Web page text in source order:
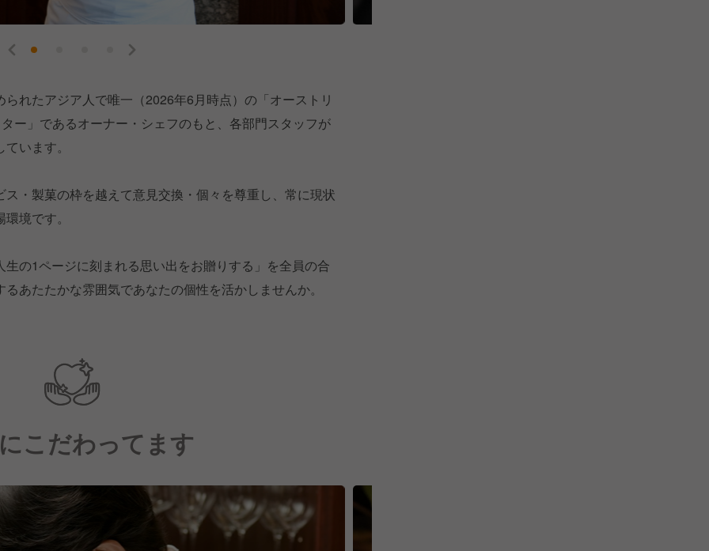
れたアジア人で唯一（2026年6月時点）の「オーストリ
ー」であるオーナー・シェフのもと、各部門スタッフが
います。
・製菓の枠を越えて意見交換・個々を尊重し、常に現状
境です。
の1ページに刻まれる思い出をお贈りする」を全員の合
あたたかな雰囲気であなたの個性を活かしませんか。
こだわってます